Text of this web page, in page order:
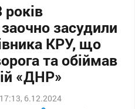
засудили
КРУ, що
та обіймав
«ДНР»
17:13, 6.12.2024